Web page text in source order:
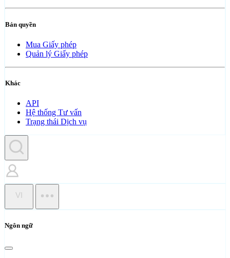
Bản quyền
Mua Giấy phép
Quản lý Giấy phép
Khác
API
Hệ thống Tư vấn
Trạng thái Dịch vụ
VI
Ngôn ngữ